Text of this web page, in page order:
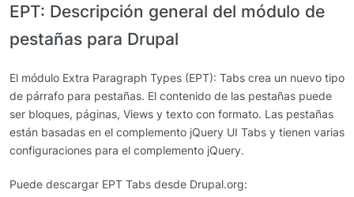
EPT: Descripción general del módulo de
pestañas para Drupal
El módulo Extra Paragraph Types (EPT): Tabs crea un nuevo tipo
de párrafo para pestañas. El contenido de las pestañas puede
ser bloques, páginas, Views y texto con formato. Las pestañas
están basadas en el complemento jQuery UI Tabs y tienen varias
configuraciones para el complemento jQuery.
Puede descargar EPT Tabs desde Drupal.org: